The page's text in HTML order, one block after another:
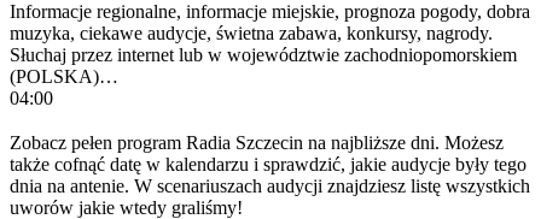
Informacje regionalne, informacje miejskie, prognoza pogody, dobra
muzyka, ciekawe audycje, świetna zabawa, konkursy, nagrody.
Słuchaj przez internet lub w województwie zachodniopomorskiem
(POLSKA)…
04:00
Zobacz pełen program Radia Szczecin na najbliższe dni. Możesz
także cofnąć datę w kalendarzu i sprawdzić, jakie audycje były tego
dnia na antenie. W scenariuszach audycji znajdziesz listę wszystkich
uworów jakie wtedy graliśmy!